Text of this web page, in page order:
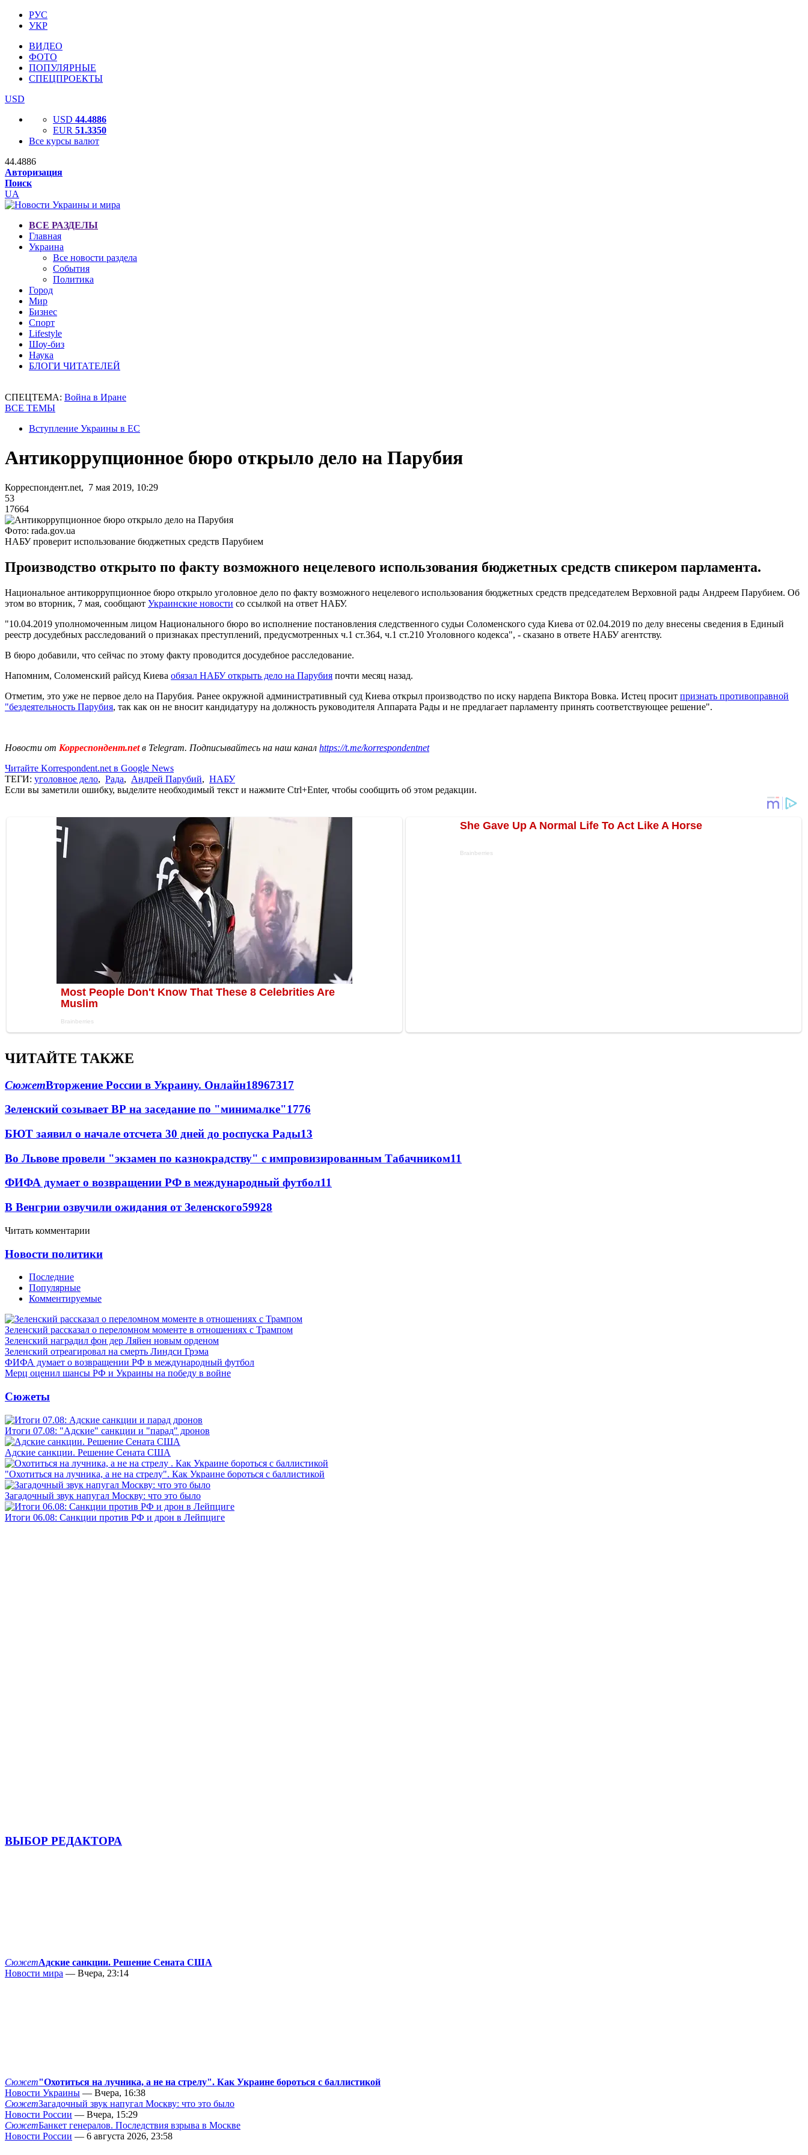
РУС
УКР
ВИДЕО
ФОТО
ПОПУЛЯРНЫЕ
СПЕЦПРОЕКТЫ
USD
USD 44.4886
EUR 51.3350
Все курсы валют
44.4886
Авторизация
Поиск
UA
ВСЕ РАЗДЕЛЫ
Главная
Украина
Все новости раздела
События
Политика
Город
Мир
Бизнес
Спорт
Lifestyle
Шоу-биз
Наука
БЛОГИ ЧИТАТЕЛЕЙ
СПЕЦТЕМА: Война в Иране
ВСЕ ТЕМЫ
Вступление Украины в ЕС
Антикоррупционное бюро открыло дело на Парубия
Корреспондент.net, 7 мая 2019, 10:29
53
17664
Фото: rada.gov.ua
НАБУ проверит использование бюджетных средств Парубием
Производство открыто по факту возможного нецелевого использования бюджетных средств спикером парламента.
Национальное антикоррупционное бюро открыло уголовное дело по факту возможного нецелевого использования бюджетных средств председателем Верховной рады Андреем Парубием. Об
этом во вторник, 7 мая, сообщают Украинские новости со ссылкой на ответ НАБУ.
"10.04.2019 уполномоченным лицом Национального бюро во исполнение постановления следственного судьи Соломенского суда Киева от 02.04.2019 по делу внесены сведения в Единый
реестр досудебных расследований о признаках преступлений, предусмотренных ч.1 ст.364, ч.1 ст.210 Уголовного кодекса", - сказано в ответе НАБУ агентству.
В бюро добавили, что сейчас по этому факту проводится досудебное расследование.
Напомним, Соломенский райсуд Киева обязал НАБУ открыть дело на Парубия почти месяц назад.
Отметим, это уже не первое дело на Парубия. Ранее окружной административный суд Киева открыл производство по иску нардепа Виктора Вовка. Истец просит признать противоправной
"бездеятельность Парубия, так как он не вносит кандидатуру на должность руководителя Аппарата Рады и не предлагает парламенту принять соответствующее решение".
Новости от Корреспондент.netв Telegram. Подписывайтесь на наш канал https://t.me/korrespondentnet
Читайте Korrespondent.net в Google News
ТЕГИ: уголовное дело, Рада, Андрей Парубий, НАБУ
Если вы заметили ошибку, выделите необходимый текст и нажмите Ctrl+Enter, чтобы сообщить об этом редакции.
ЧИТАЙТЕ ТАКЖЕ
СюжетВторжение России в Украину. Онлайн18967317
Зеленский созывает ВР на заседание по "минималке"1776
БЮТ заявил о начале отсчета 30 дней до роспуска Рады13
Во Львове провели "экзамен по казнокрадству" с импровизированным Табачником11
ФИФА думает о возвращении РФ в международный футбол11
В Венгрии озвучили ожидания от Зеленского59928
Читать комментарии
Новости политики
Последние
Популярные
Комментируемые
Зеленский рассказал о переломном моменте в отношениях с Трампом
Зеленский наградил фон дер Ляйен новым орденом
Зеленский отреагировал на смерть Линдси Грэма
ФИФА думает о возвращении РФ в международный футбол
Мерц оценил шансы РФ и Украины на победу в войне
Сюжеты
Итоги 07.08: "Адские" санкции и "парад" дронов
Адские санкции. Решение Сената США
"Охотиться на лучника, а не на стрелу". Как Украине бороться с баллистикой
Загадочный звук напугал Москву: что это было
Итоги 06.08: Санкции против РФ и дрон в Лейпциге
ВЫБОР РЕДАКТОРА
СюжетАдские санкции. Решение Сената США
Новости мира — Вчера, 23:14
Сюжет"Охотиться на лучника, а не на стрелу". Как Украине бороться с баллистикой
Новости Украины — Вчера, 16:38
СюжетЗагадочный звук напугал Москву: что это было
Новости России — Вчера, 15:29
СюжетБанкет генералов. Последствия взрыва в Москве
Новости России — 6 августа 2026, 23:58